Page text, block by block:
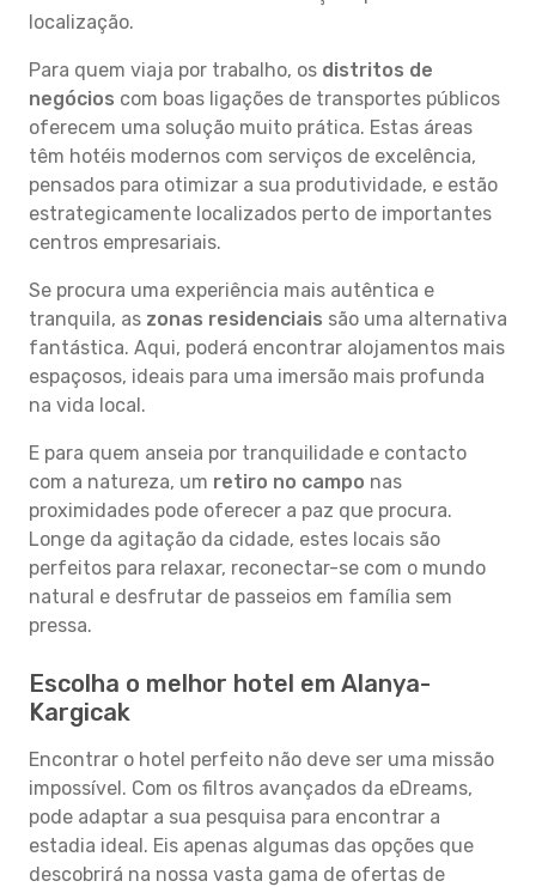
localização.
Para quem viaja por trabalho, os distritos de
negócios com boas ligações de transportes públicos
oferecem uma solução muito prática. Estas áreas
têm hotéis modernos com serviços de excelência,
pensados para otimizar a sua produtividade, e estão
estrategicamente localizados perto de importantes
centros empresariais.
Se procura uma experiência mais autêntica e
tranquila, as zonas residenciais são uma alternativa
fantástica. Aqui, poderá encontrar alojamentos mais
espaçosos, ideais para uma imersão mais profunda
na vida local.
E para quem anseia por tranquilidade e contacto
com a natureza, um retiro no campo nas
proximidades pode oferecer a paz que procura.
Longe da agitação da cidade, estes locais são
perfeitos para relaxar, reconectar-se com o mundo
natural e desfrutar de passeios em família sem
pressa.
Escolha o melhor hotel em Alanya-
Kargicak
Encontrar o hotel perfeito não deve ser uma missão
impossível. Com os filtros avançados da eDreams,
pode adaptar a sua pesquisa para encontrar a
estadia ideal. Eis apenas algumas das opções que
descobrirá na nossa vasta gama de ofertas de